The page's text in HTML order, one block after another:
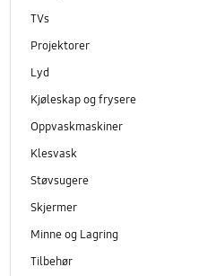
TVs
Projektorer
Lyd
Kjøleskap og frysere
Oppvaskmaskiner
Klesvask
Støvsugere
Skjermer
Minne og Lagring
Tilbehør